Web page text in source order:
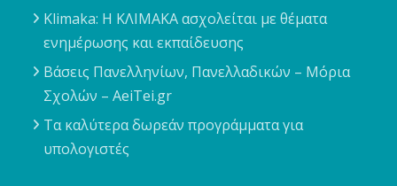
Klimaka: Η ΚΛΙΜΑΚΑ ασχολείται με θέματα
ενημέρωσης και εκπαίδευσης
Βάσεις Πανελληνίων, Πανελλαδικών – Μόρια
Σχολών – AeiTei.gr
Τα καλύτερα δωρεάν προγράμματα για
υπολογιστές